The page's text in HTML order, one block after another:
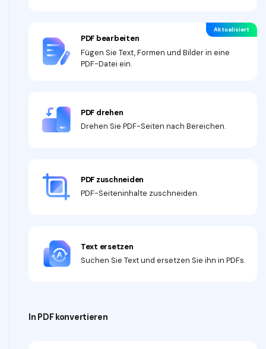
PDF bearbeiten
Fügen Sie Text, Formen und Bilder in eine
PDF-Datei ein.
Aktualisiert
PDF drehen
Drehen Sie PDF-Seiten nach Bereichen.
PDF zuschneiden
PDF-Seiteninhalte zuschneiden.
Text ersetzen
Suchen Sie Text und ersetzen Sie ihn in PDFs.
In PDF konvertieren